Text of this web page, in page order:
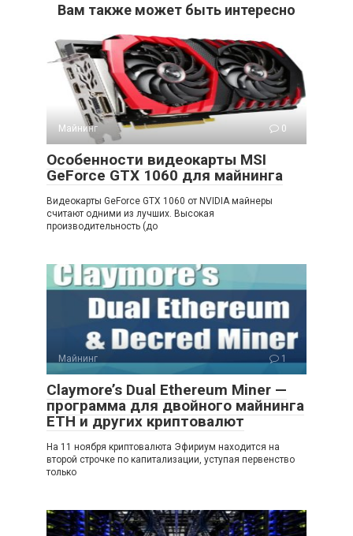
Вам также может быть интересно
Майнинг 0
Особенности видеокарты MSI
GeForce GTX 1060 для майнинга
Видеокарты GeForce GTX 1060 от NVIDIA майнеры
считают одними из лучших. Высокая
производительность (до
Майнинг 1
Claymore’s Dual Ethereum Miner —
программа для двойного майнинга
ETH и других криптовалют
На 11 ноября криптовалюта Эфириум находится на
второй строчке по капитализации, уступая первенство
только